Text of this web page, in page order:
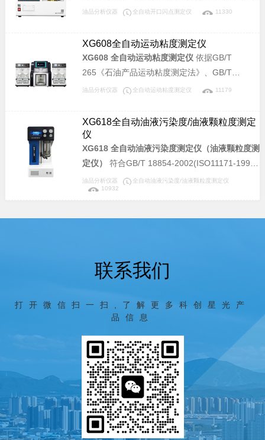
杯法》、美国材料协会标准 ASTM D92《克利夫
ISO2592《石油及有关产品闪点和燃点的测定水
平开口杯法》所规定的要求设计制造。本仪器可
广泛应用于石油、铁路、航空、电力及大专院
油品分析仪器 全自动开口闪点测定仪 11330
XG608全自动运动粘度测定仪
XG608 全自动运动粘度测定仪依据GB/T
265《石油产品运动粘度测定法》、GB/T
11137《深色石油产品运动粘度测定法(逆流
表示和判定》、GB/T 1995《石油产品粘度指数
计算法》，及中华人民共和国计量检定规程JJG
155《工作毛细管粘度计》所规定的要求设计制
造。适用于测定液体石油产品（指牛顿液体）和
聚合物稀溶液的运动粘度(mm2/s)，也可以根据
标准物质对毛细管的系数进行标定，可广泛应用
院所、大专院校、铁路、航空、计量等部门。
油品分析仪器 全自动运动粘度测定仪 11179
XG618全自动油液污染度/油液颗粒度测定
仪
XG618 全自动油液污染度测定仪（油液颗粒度测
定仪）
等标准。采用光阻(遮光)法计数原理研制，完全
符合相应国家标准及国际标准。可提供快速、准
口、冶金、机械、汽车制造等领域。
油品分析仪器
全自动油液污染度/油液颗粒度测定仪
10932
联系我们
打开微信扫一扫,了解更多科创星光产
品信息